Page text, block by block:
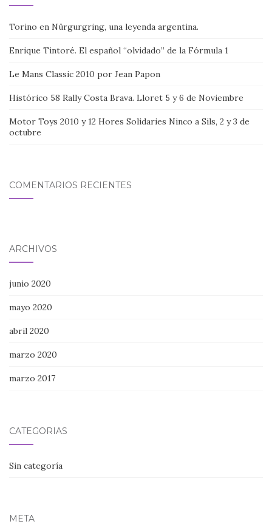
Torino en Nürgurgring, una leyenda argentina.
Enrique Tintoré. El español “olvidado” de la Fórmula 1
Le Mans Classic 2010 por Jean Papon
Histórico 58 Rally Costa Brava. Lloret 5 y 6 de Noviembre
Motor Toys 2010 y 12 Hores Solidaries Ninco a Sils, 2 y 3 de
octubre
COMENTARIOS RECIENTES
ARCHIVOS
junio 2020
mayo 2020
abril 2020
marzo 2020
marzo 2017
CATEGORÍAS
Sin categoría
META